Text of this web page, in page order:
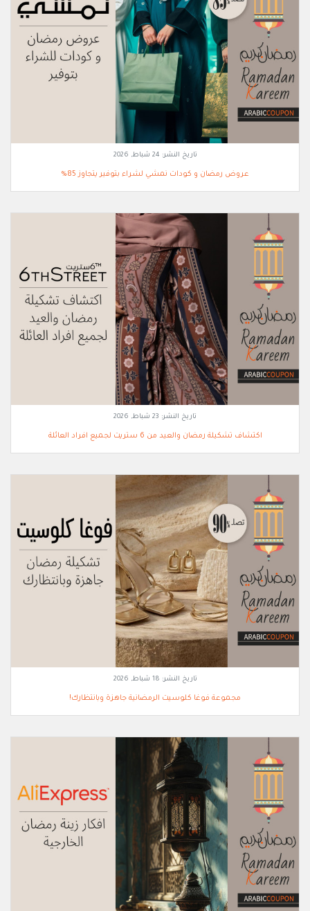
تاريخ النشر: 24 شباط, 2026
عروض رمضان و كودات نمشي لشراء بتوفير يتجاوز 85%
تاريخ النشر: 23 شباط, 2026
اكتشاف تشكيلة رمضان والعيد من 6 ستريت لجميع افراد العائلة
تاريخ النشر: 18 شباط, 2026
مجموعة فوغا كلوسيت الرمضانية جاهزة وبانتظارك!